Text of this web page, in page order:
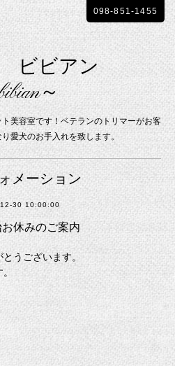
ビビアン
～
美容室です！ベテランのトリマーがお客
愛犬のお手入れを致します。
098-851-1455
メーション
30 10:00:00
休みのご案内
うございます。